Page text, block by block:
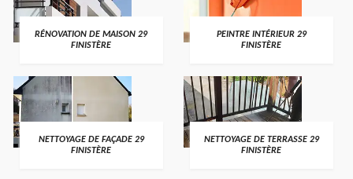
RÉNOVATION DE MAISON 29
FINISTÈRE
PEINTRE INTÉRIEUR 29
FINISTÈRE
NETTOYAGE DE FAÇADE 29
FINISTÈRE
NETTOYAGE DE TERRASSE 29
FINISTÈRE